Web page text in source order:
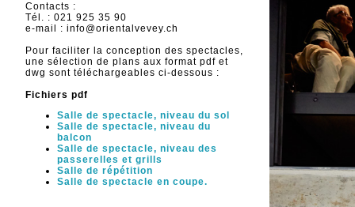
Contacts :
Tél. : 021 925 35 90
e-mail : info@orientalvevey.ch
Pour faciliter la conception des spectacles,
une sélection de plans aux format pdf et
dwg sont téléchargeables ci-dessous :
Fichiers pdf
Salle de spectacle, niveau du sol
Salle de spectacle, niveau du
balcon
Salle de spectacle, niveau des
passerelles et grills
Salle de répétition
Salle de spectacle en coupe.